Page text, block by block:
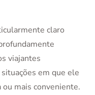
claro
viajantes
em que ele
mais conveniente.